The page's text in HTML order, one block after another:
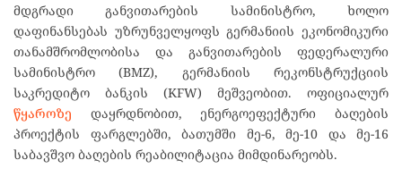
მდგრადი განვითარების სამინისტრო, ხოლო
დაფინანსებას უზრუნველყოფს გერმანიის ეკონომიკური
თანამშრომლობისა და განვითარების ფედერალური
სამინისტრო (BMZ), გერმანიის რეკონსტრუქციის
საკრედიტო ბანკის (KFW) მეშვეობით. ოფიციალურ
წყაროზე დაყრდნობით, ენერგოეფექტური ბაღების
პროექტის ფარგლებში, ბათუმში მე-6, მე-10 და მე-16
საბავშვო ბაღების რეაბილიტაცია მიმდინარეობს.